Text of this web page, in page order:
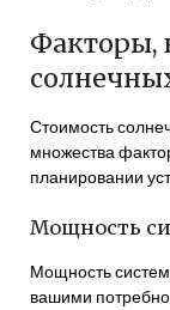
Факторы,
Стоимость
множества
планировании
Мощность
Мощность
вашими